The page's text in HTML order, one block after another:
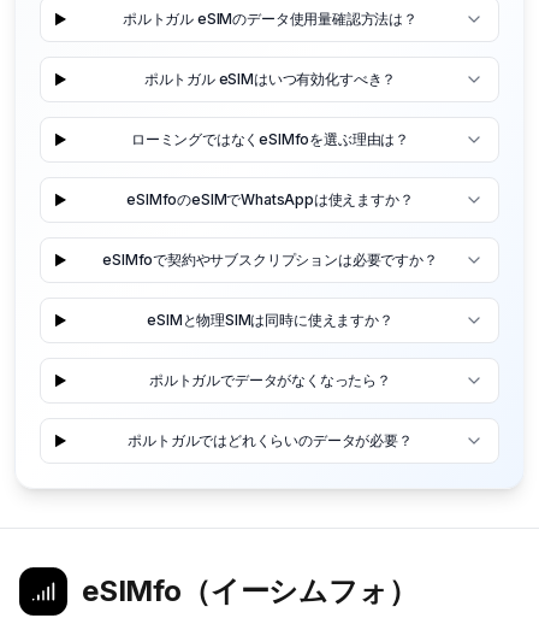
ポルトガル eSIMのデータ使用量確認方法は？
ポルトガル eSIMはいつ有効化すべき？
ローミングではなくeSIMfoを選ぶ理由は？
eSIMfoのeSIMでWhatsAppは使えますか？
eSIMfoで契約やサブスクリプションは必要ですか？
eSIMと物理SIMは同時に使えますか？
ポルトガルでデータがなくなったら？
ポルトガルではどれくらいのデータが必要？
eSIMfo（イーシムフォ）